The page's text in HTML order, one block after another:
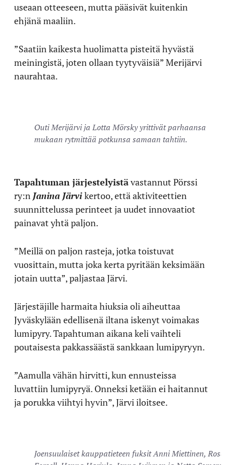
useaan otteeseen, mutta pääsivät kuitenkin
ehjänä maaliin.
”Saatiin kaikesta huolimatta pisteitä hyvästä
meiningistä, joten ollaan tyytyväisiä” Merijärvi
naurahtaa.
Outi Merijärvi ja Lotta Mörsky yrittivät parhaansa
mukaan rytmittää potkunsa samaan tahtiin.
Tapahtuman järjestelyistävastannut Pörssi
ry:n Janina Järvi kertoo, että aktiviteettien
suunnittelussa perinteet ja uudet innovaatiot
painavat yhtä paljon.
”Meillä on paljon rasteja, jotka toistuvat
vuosittain, mutta joka kerta pyritään keksimään
jotain uutta”, paljastaa Järvi.
Järjestäjille harmaita hiuksia oli aiheuttaa
Jyväskylään edellisenä iltana iskenyt voimakas
lumipyry. Tapahtuman aikana keli vaihteli
poutaisesta pakkassäästä sankkaan lumipyryyn.
”Aamulla vähän hirvitti, kun ennusteissa
luvattiin lumipyryä. Onneksi ketään ei haitannut
ja porukka viihtyi hyvin”, Järvi iloitsee.
Joensuulaiset kauppatieteen fuksit Anni Miettinen, Rosa